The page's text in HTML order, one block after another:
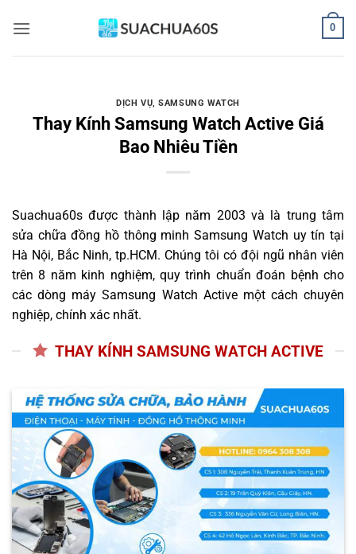
qua
0
DỊCH VỤ,SAMSUNG WATCH
Thay Kính Samsung Watch Active Giá
Bao Nhiêu Tiền
Suachua60s được thành lập năm 2003 và là trung tâm
sửa chữa đồng hồ thông minh Samsung Watch uy tín tại
Hà Nội, Bắc Ninh, tp.HCM. Chúng tôi có đội ngũ nhân viên
trên 8 năm kinh nghiệm, quy trình chuẩn đoán bệnh cho
các dòng máy Samsung Watch Active một cách chuyên
nghiệp, chính xác nhất.
THAY KÍNH SAMSUNG WATCH ACTIVE